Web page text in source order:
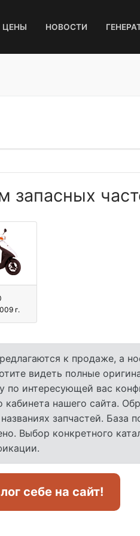
ЦЕНЫ НОВОСТИ
г.
к продаже, а
видеть полные
по интересующей вас
кабинета нашего сайта.
запчастей. База
Выбор конкретного
себе на сайт!